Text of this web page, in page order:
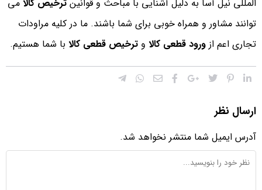
المللی نیل آسا به دلیل آشنایی با مباحث و قوانین ترخیص کالا می
توانند مشاور و همراه خوبی برای شما باشند. ما در کلیه مراودات
تجاری اعم از ورود قطعی کالا و ترخیص قطعی کالا با شما هستیم.
ارسال نظر
آدرس ایمیل شما منتشر نخواهد شد.